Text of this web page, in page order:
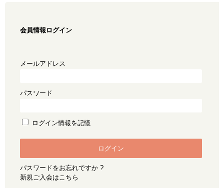
会員情報ログイン
メールアドレス
パスワード
ログイン情報を記憶
パスワードをお忘れですか ?
新規ご入会はこちら